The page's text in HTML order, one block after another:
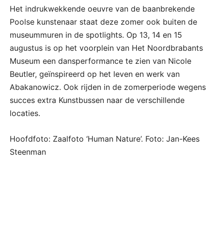
Het indrukwekkende oeuvre van de baanbrekende
Poolse kunstenaar staat deze zomer ook buiten de
museummuren in de spotlights. Op 13, 14 en 15
augustus is op het voorplein van Het Noordbrabants
Museum een dansperformance te zien van Nicole
Beutler, geïnspireerd op het leven en werk van
Abakanowicz. Ook rijden in de zomerperiode wegens
succes extra Kunstbussen naar de verschillende
locaties.
Hoofdfoto: Zaalfoto ‘Human Nature’. Foto: Jan-Kees
Steenman